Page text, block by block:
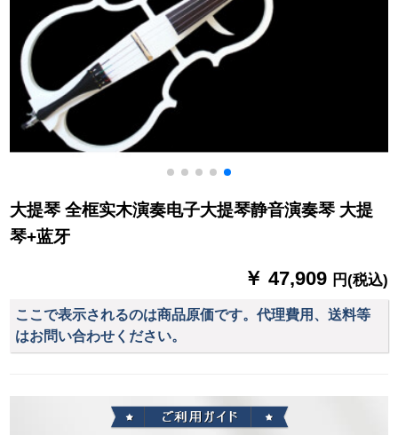
大提琴 全框实木演奏电子大提琴静音演奏琴 大提
琴+蓝牙
￥ 47,909 円(税込)
ここで表示されるのは商品原価です。代理費用、送料等
はお問い合わせください。